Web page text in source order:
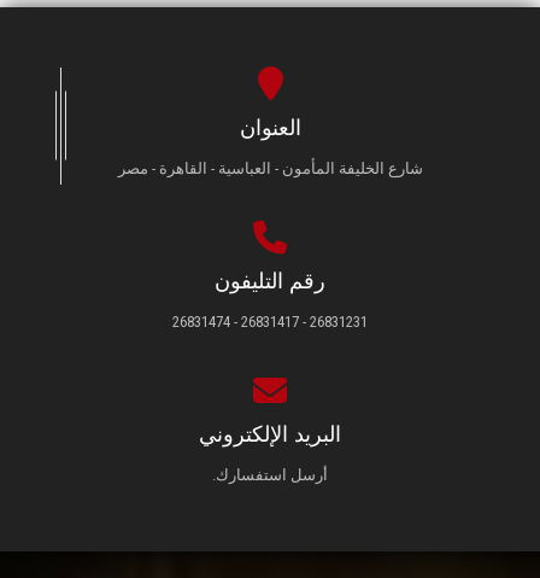
العنوان
شارع الخليفة المأمون - العباسية - القاهرة - مصر
رقم التليفون
26831231 - 26831417 - 26831474
البريد الإلكتروني
أرسل استفسارك.